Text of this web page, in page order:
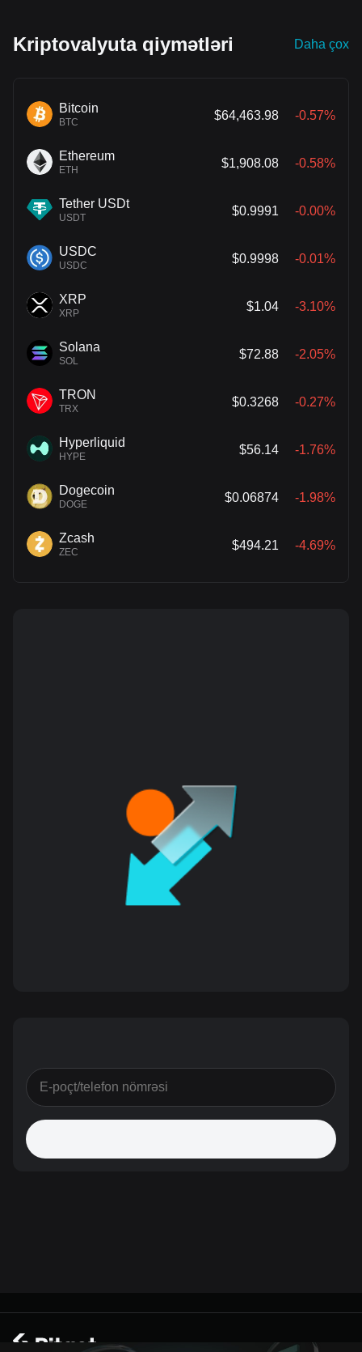
Kriptovalyuta qiymətləri Daha çox
Bitcoin
BTC
$64,463.98 -0.57%
Ethereum
ETH
$1,908.08 -0.58%
Tether USDt
USDT
$0.9991 -0.00%
USDC
USDC
$0.9998 -0.01%
XRP
XRP
$1.04 -3.10%
Solana
SOL
$72.88 -2.05%
TRON
TRX
$0.3268 -0.27%
Hyperliquid
HYPE
$56.14 -1.76%
Dogecoin
DOGE
$0.06874 -1.98%
Zcash
ZEC
$494.21 -4.69%
© 2026 Bitget